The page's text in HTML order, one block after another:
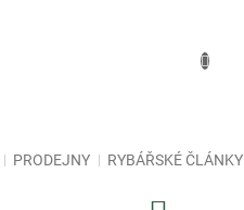
PRODEJNY RYBÁŘSKÉ ČLÁNKY